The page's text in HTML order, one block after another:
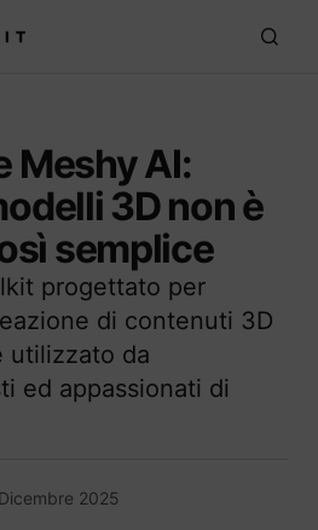
Meshy AI:
3D non è
semplice
progettato per
di contenuti 3D
utilizzato da
ed appassionati di
2025